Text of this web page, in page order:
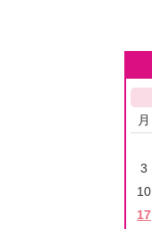
月
3
10
17